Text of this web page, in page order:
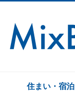
住まい・宿泊